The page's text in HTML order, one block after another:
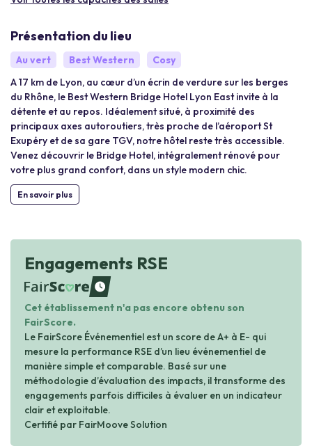
Présentation du lieu
Au vert Best Western
Cosy
A 17 km de Lyon, au cœur d’un écrin de verdure sur les berges
du Rhône, le Best Western Bridge Hotel Lyon East invite à la
détente et au repos. Idéalement situé, à proximité des
principaux axes autoroutiers, très proche de l’aéroport St
Exupéry et de sa gare TGV, notre hôtel reste très accessible.
Venez découvrir le Bridge Hotel, intégralement rénové pour
votre plus grand confort, dans un style modern chic.
En savoir plus
Engagements RSE
waiting
Cet établissement n'a pas encore obtenu son
FairScore.
Le FairScore Événementiel est un score de A+ à E- qui
mesure la performance RSE d’un lieu événementiel de
manière simple et comparable. Basé sur une
méthodologie d’évaluation des impacts, il transforme des
engagements parfois difficiles à évaluer en un indicateur
clair et exploitable.
Certifié par FairMoove Solution